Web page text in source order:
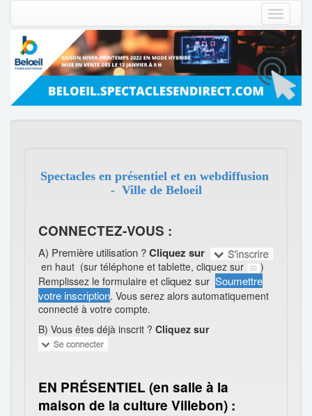
Toggle
Spectacles en présentiel et en webdiffusion
- Ville de Beloeil
CONNECTEZ-VOUS :
A) Première utilisation ?Cliquez sur
en haut (sur téléphone et tablette, cliquez sur
)
Remplissez le formulaire et cliquez sur Soumettre
votre inscription. Vous serez alors automatiquement
connecté à votre compte.
B) Vous êtes déjà inscrit ? Cliquez sur
EN PRÉSENTIEL (en salle à la
maison de la culture Villebon) :